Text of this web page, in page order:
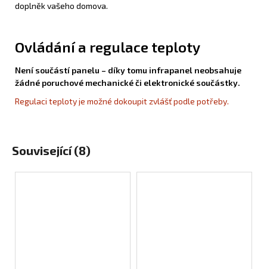
doplněk vašeho domova.
Ovládání a regulace teploty
Není součástí panelu – díky tomu infrapanel neobsahuje
žádné poruchové mechanické či elektronické součástky.
Regulaci teploty je možné dokoupit zvlášť podle potřeby.
Související (8)